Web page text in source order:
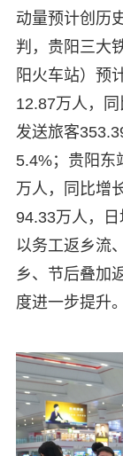
动量预计创历
判，贵阳三大
阳火车站）预
12.87万人，
发送旅客
5.4%；贵阳东
万人，同比增
94.33万人，
以务工返乡流
乡、节后叠加
度进一步提升。